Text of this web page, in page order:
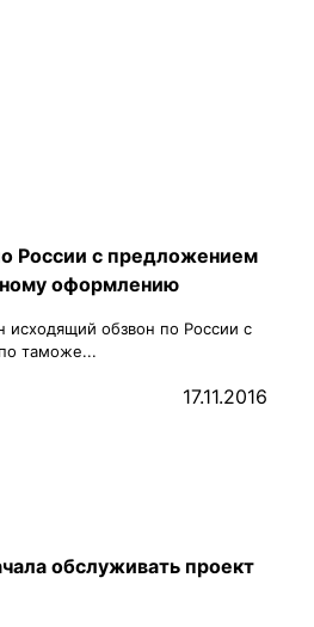
России с предложением
оформлению
исходящий обзвон по России с
таможе...
17.11.2016
обслуживать проект